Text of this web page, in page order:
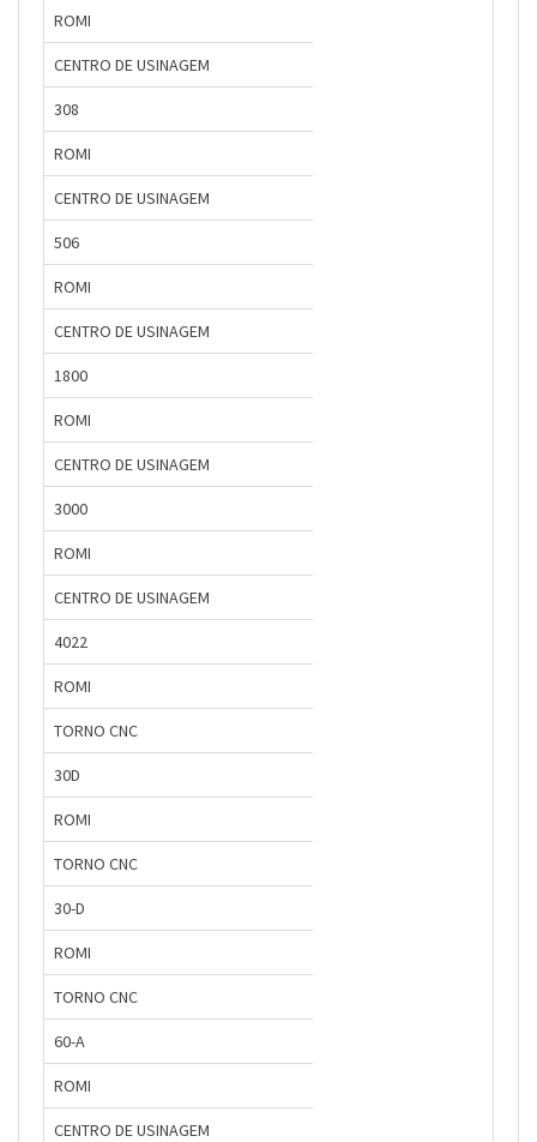
ROMI
CENTRO DE USINAGEM
308
ROMI
CENTRO DE USINAGEM
506
ROMI
CENTRO DE USINAGEM
1800
ROMI
CENTRO DE USINAGEM
3000
ROMI
CENTRO DE USINAGEM
4022
ROMI
TORNO CNC
30D
ROMI
TORNO CNC
30-D
ROMI
TORNO CNC
60-A
ROMI
CENTRO DE USINAGEM